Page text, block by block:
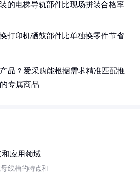
装的电梯导轨部件比现场拼装合格率
换打印机硒鼓部件比单独换零件节省
品？爱采购能根据需求精准匹配推
专属商品
应用领域
线槽的特点和